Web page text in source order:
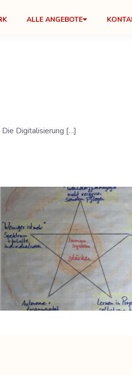
ALLE ANGEBOTE
Digitalisierung […]